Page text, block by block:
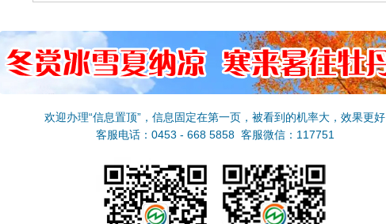
欢迎办理“信息置顶”，信息固定在第一页，被看到的机率大，效果更好
客服电话：0453 - 668 5858 客服微信：117751